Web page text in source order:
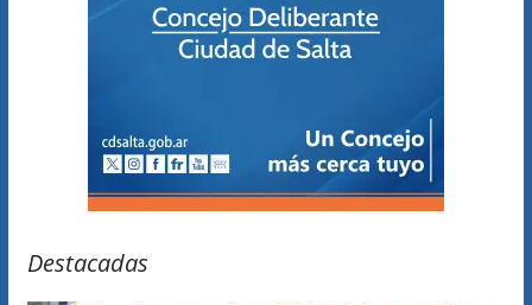
Destacadas